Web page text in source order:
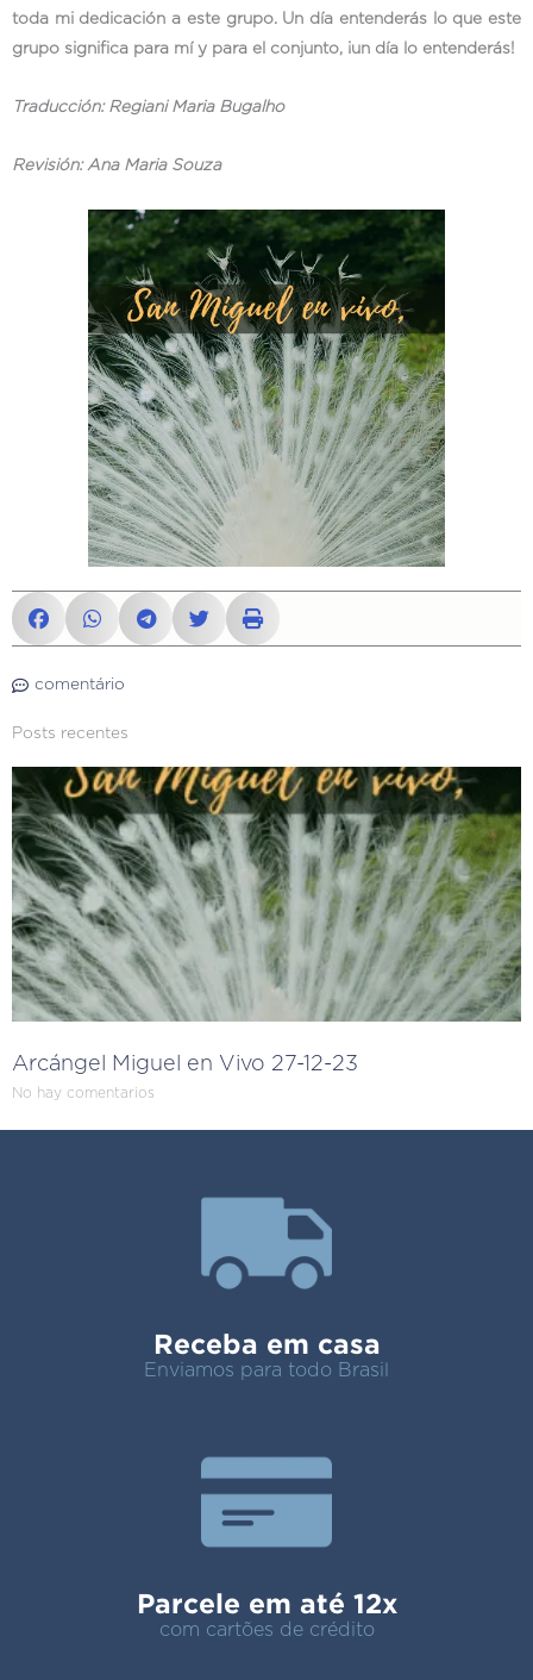
toda mi dedicación a este grupo. Un día entenderás lo que este
grupo significa para mí y para el conjunto, ¡un día lo entenderás!
Traducción: Regiani Maria Bugalho
Revisión: Ana Maria Souza
comentário
Posts recentes
Arcángel Miguel en Vivo 27-12-23
No hay comentarios
Receba em casa
Enviamos para todo Brasil
Parcele em até 12x
com cartões de crédito